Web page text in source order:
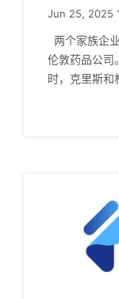
Jun 25, 2025
两个家族企
伦敦药品公司
时，克里斯